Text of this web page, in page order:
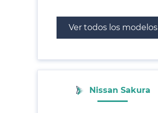
Ver todos los modelos
Nissan Sakura